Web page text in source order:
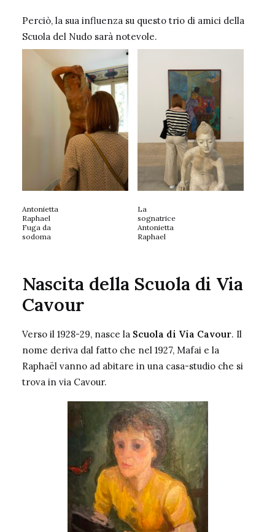
Perciò, la sua influenza su questo trio di amici della
Scuola del Nudo sarà notevole.
Antonietta
Raphael
Fuga da
sodoma
La
sognatrice
Antonietta
Raphael
Nascita della Scuola di Via
Cavour
Verso il 1928-29, nasce la Scuola di Via Cavour. Il
nome deriva dal fatto che nel 1927, Mafai e la
Raphaël vanno ad abitare in una casa-studio che si
trova in via Cavour.